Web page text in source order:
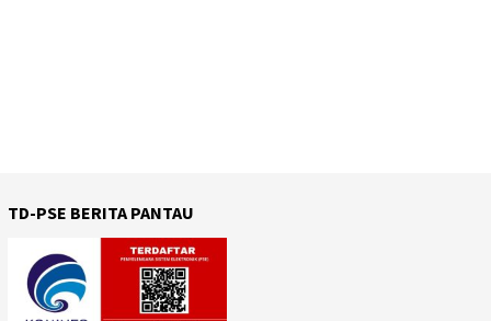
TD-PSE BERITA PANTAU